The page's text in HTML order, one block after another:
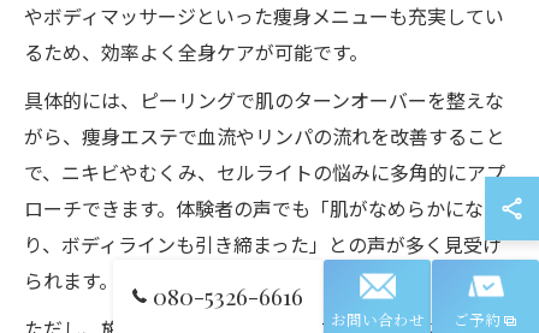
やボディマッサージといった痩身メニューも充実してい
るため、効率よく全身ケアが可能です。
具体的には、ピーリングで肌のターンオーバーを整えな
がら、痩身エステで血流やリンパの流れを改善すること
で、ニキビやむくみ、セルライトの悩みに多角的にアプ
ローチできます。体験者の声でも「肌がなめらかにな
り、ボディラインも引き締まった」との声が多く見受け
られます。
080-5326-6616
お問い合わせ ご予約